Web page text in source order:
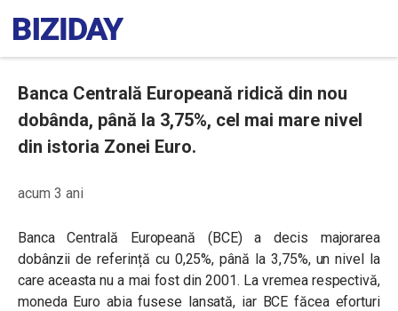
Banca Centrală Europeană ridică din nou
dobânda, până la 3,75%, cel mai mare nivel
din istoria Zonei Euro.
acum 3 ani
Banca Centrală Europeană (BCE) a decis majorarea
dobânzii de referință cu 0,25%, până la 3,75%, un nivel la
care aceasta nu a mai fost din 2001. La vremea respectivă,
moneda Euro abia fusese lansată, iar BCE făcea eforturi